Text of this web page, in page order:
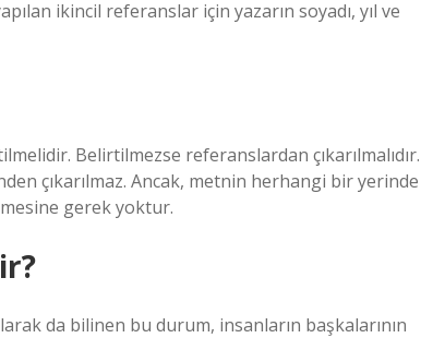
ikincil referanslar için yazarın soyadı, yıl ve
Belirtilmezse referanslardan çıkarılmalıdır.
çıkarılmaz. Ancak, metnin herhangi bir yerinde
gerek yoktur.
da bilinen bu durum, insanların başkalarının